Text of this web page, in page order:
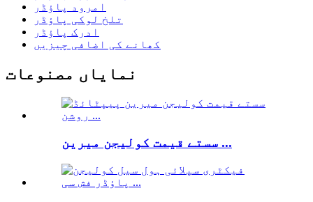
امرود پاؤڈر
تلخ لوکی پاؤڈر
ادرک پاؤڈر
کھانے کی اضافی چیزیں
نمایاں مصنوعات
سستے قیمت کولیجن میرین ...